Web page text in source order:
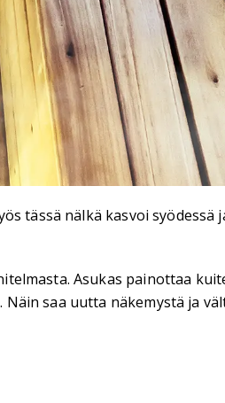
tässä nälkä kasvoi syödessä
Asukas painottaa
saa uutta näkemystä ja